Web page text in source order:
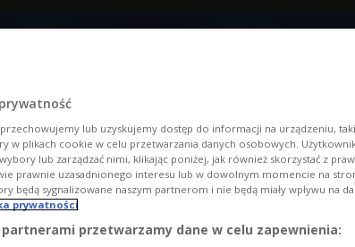
lub uzyskujemy dostęp do informacji na urządzeniu,
w plikach cookie w celu przetwarzania danych osobowych.
lub zarządzać nimi, klikając poniżej, jak również skorzystać z
prawnie uzasadnionego interesu lub w dowolnym momencie na
będą sygnalizowane naszym partnerom i nie będą miały wpływu na
prywatności
przetwarzamy dane w celu zapewnienia: